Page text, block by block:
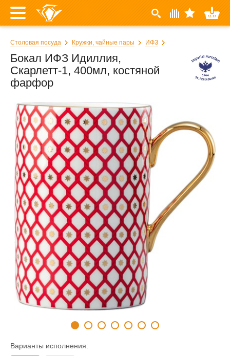
Столовая посуда Кружки, чайные пары ИФЗ
Бокал ИФЗ Идиллия,
Скарлетт-1, 400мл, костяной
фарфор
Варианты исполнения: